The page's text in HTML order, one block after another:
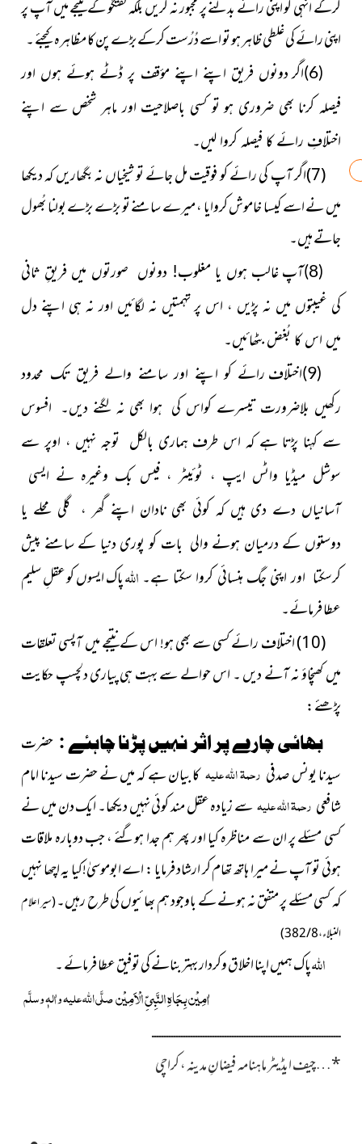
کرکے انہی کو اپنی رائے بدلنے پر مجبور نہ کریں بلکہ گفتگو کے نتیجے میں آپ پر
اپنی رائے کی غلطی ظاہر ہو تو اسے دُرُست کرکے بڑے پن کا مظاہرہ کیجئے ۔
(6)اگر دونوں فریق اپنے اپنے مؤقف پر ڈٹے ہوئے ہوں اور
فیصلہ کرنا بھی ضروری ہو تو کسی باصلاحیت اور ماہر شخص سے اپنے
اختلافِ رائے کا فیصلہ کروا لیں۔
(7)اگر آپ کی رائے کو فوقیت مل جائے تو شیخیاں نہ بگھاریں کہ دیکھا
میں نے اسے کیسا خاموش کروایا ، میرے سامنےتو بڑے بڑے بولنا بُھول
جاتے ہیں۔
(8)آپ غالب ہوں یا مغلوب! دونوں صورتوں میں فریقِ ثانی
کی غیبتوں میں نہ پڑیں ، اس پر تہمتیں نہ لگائیں اور نہ ہی اپنے دل
میں اس کا بُغض بٹھائیں۔
(9)اختلاف رائے کو اپنے اور سامنے والے فریق تک محدود
رکھیں بلاضرورت تیسرے کواس کی ہوا بھی نہ لگنے دیں۔ افسوس
سے کہنا پڑتا ہے کہ اس طرف ہماری بالکل توجہ نہیں ، اوپر سے
سوشل میڈیا واٹس ایپ ، ٹوئیٹر ، فیس بک وغیرہ نے ایسی
آسانیاں دے دی ہیں کہ کوئی بھی نادان اپنے گھر ، گلی محلے یا
دوستوں کے درمیان ہونے والی بات کو پوری دنیا کے سامنے پیش
کرسکتا اور اپنی جگ ہنسائی کروا سکتا ہے۔ اللہپاک ایسوں کو عقلِ سلیم
عطا فرمائے۔
(10) اختلاف رائے کسی سے بھی ہو! اس کے نتیجے میں آپسی تعلقات
میں کھنچاؤ نہ آنے دیں ۔ اس حوالے سے بہت ہی پیاری دلچسپ حکایت
پڑھئے :
بھائی چارے پر اثر نہیں پڑنا چاہئے : حضرت
سیدنا یونس صدفی رحمۃ اللہ علیہکا بیان ہے کہ میں نے حضرت سیدنا امام
شافعی رحمۃ اللہ علیہسے زیادہ عقل مند کوئی نہیں دیکھا۔ ایک دن میں نے
کسی مسئلے پر ان سے مناظرہ کیا اور پھر ہم جدا ہوگئے ، جب دوبارہ ملاقات
ہوئی تو آپ نے میرا ہاتھ تھام کر ارشاد فرمایا : اے ابوموسیٰ!کیا یہ اچھا نہیں
کہ کسی مسئلے پر متفق نہ ہونے کے باوجود ہم بھائیوں کی طرح رہیں۔(سیر اعلام
النبلاء ، 8 / 382)
اللہپاک ہمیں اپنا اخلاق وکردار بہتر بنانے کی توفیق عطا فرمائے ۔
اٰمِیْن بِجَاہِ النَّبِیِّ الْاَمِیْنصلَّی اللہ علیہ واٰلہٖ وسلَّم
ــــــــــــــــــــــــــــــــــــــــــــــــــــــــــــــــــــــــــــــ
*
…چیف ایڈیٹرماہنامہ فیضانِ مدینہ ، کراچی